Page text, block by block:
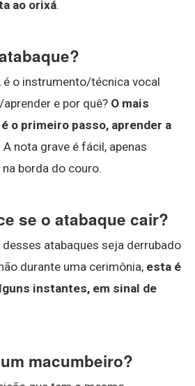
ao orixá.
é o instrumento/técnica vocal
e por quê? O mais
o primeiro passo, aprender a
A nota grave é fácil, apenas
borda do couro.
se o atabaque cair?
atabaques seja derrubado
durante uma cerimônia, esta é
instantes, em sinal de
macumbeiro?